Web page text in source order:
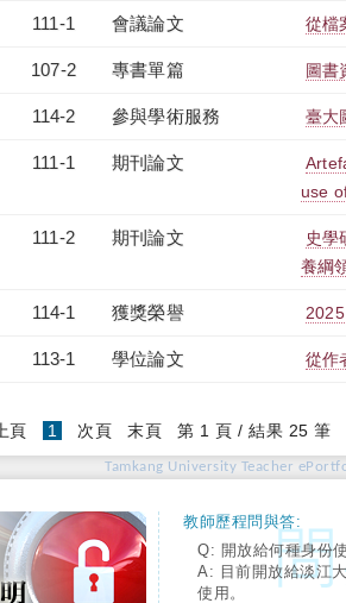
111-1 會議論文 從檔
107-2 專書單篇 圖書
114-2 參與學術服務 臺大
111-1 期刊論文
use
111-2 期刊論文
史學
養綱
114-1 獲獎榮譽
113-1 學位論文 從作
上頁 1 (current)
次頁 末頁 第 1 頁 / 結果 25 筆
Tamkang University Teacher
教師歷程問與答:
Q: 開放給何種身份
A: 目前開放給淡江
使用。